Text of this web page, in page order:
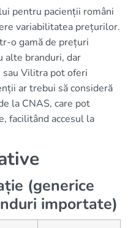
pentru pacienții români
variabilitatea prețurilor.
o gamă de prețuri
alte branduri, dar
sau Vilitra pot oferi
ar trebui să consideră
la CNAS, care pot
facilitând accesul la
(generice
importate)